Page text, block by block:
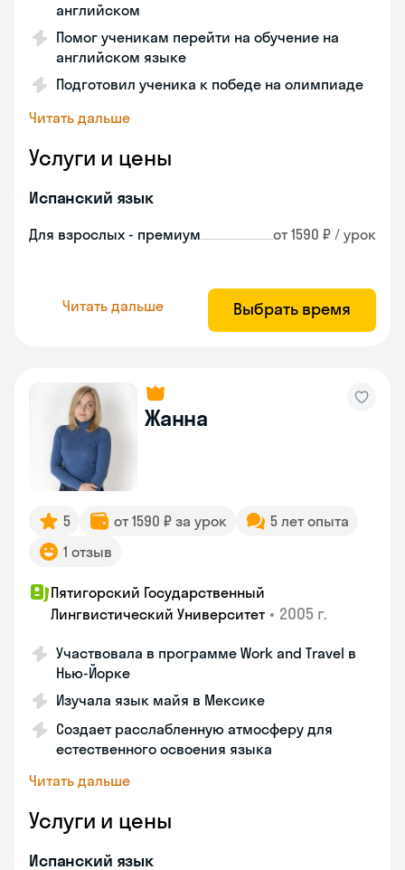
английском
Помог ученикам перейти на обучение на
английском языке
Подготовил ученика к победе на олимпиаде
Читать дальше
Услуги и цены
Испанский язык
Для взрослых - премиум от 1590 ₽ / урок
Читать дальше Выбрать время
Жанна
5 от 1590 ₽ за урок
5 лет опыта
1 отзыв
Пятигорский Государственный
Лингвистический Университет • 2005 г.
Участвовала в программе Work and Travel в
Нью-Йорке
Изучала язык майя в Мексике
Создает расслабленную атмосферу для
естественного освоения языка
Читать дальше
Услуги и цены
Испанский язык